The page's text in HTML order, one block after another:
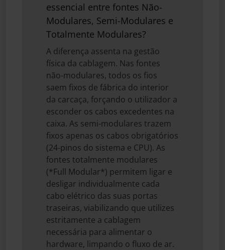
essencial entre fontes Não-
Modulares, Semi-Modulares e
Totalmente Modulares?
A diferença assenta na gestão
física da cablagem. Nas fontes
não-modulares, todos os fios
saem fixos de fábrica do interior
da carcaça, forçando o utilizador a
esconder os cabos excedentes na
caixa. As semi-modulares trazem
fixos apenas os cabos obrigatórios
(24-pinos do sistema e CPU). As
fontes totalmente modulares
(*Full Modular*) permitem ligar e
desligar individualmente cada
cabo elétrico das suas portas
traseiras, viabilizando que utilizes
estritamente a cablagem
necessária para alimentar o
hardware, limpando o fluxo de ar.